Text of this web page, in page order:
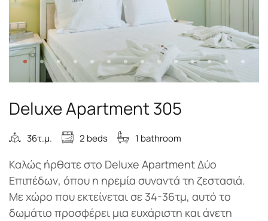
Deluxe Apartment 305
36τ.μ. 2 beds 1 bathroom
Καλώς ήρθατε στο Deluxe Apartment Δύο
Επιπέδων, όπου η ηρεμία συναντά τη ζεστασιά.
Με χώρο που εκτείνεται σε 34-36τμ, αυτό το
δωμάτιο προσφέρει μια ευχάριστη και άνετη